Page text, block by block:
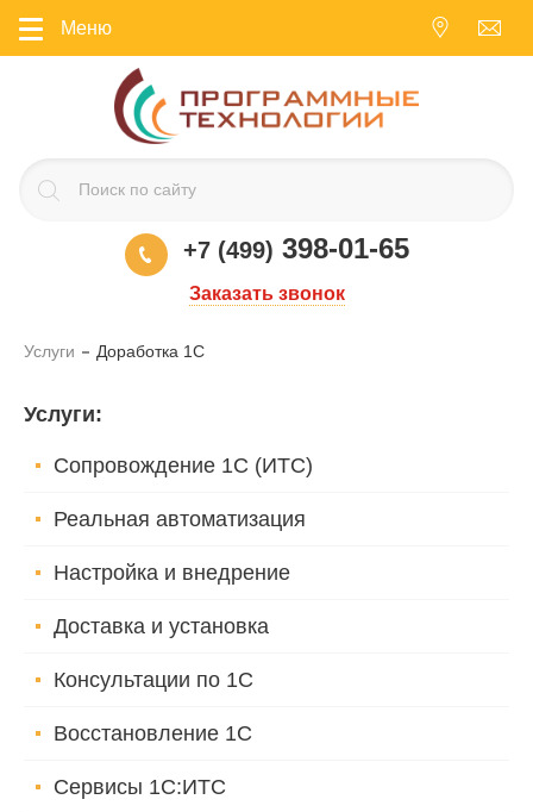
Меню
+7 (499) 398-01-65
Заказать звонок
Услуги Доработка 1С
Услуги:
Сопровождение 1С (ИТС)
Реальная автоматизация
Настройка и внедрение
Доставка и установка
Консультации по 1С
Восстановление 1С
Сервисы 1С:ИТС